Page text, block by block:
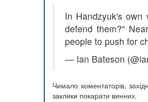
In Handzyuk's own
defend them?"
people to push for
— Ian Bateson
Чимало коментаторів,
заклики покарати винних.